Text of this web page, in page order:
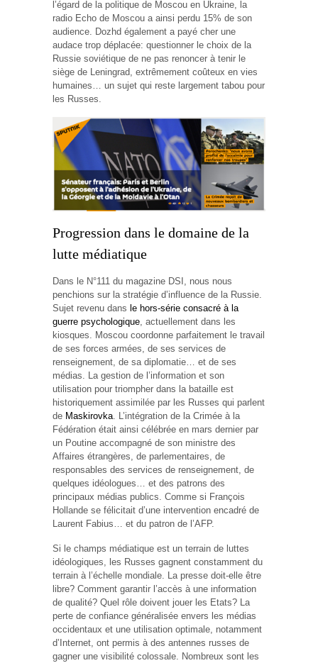
l’égard de la politique de Moscou en Ukraine, la
radio Echo de Moscou a ainsi perdu 15% de son
audience. Dozhd également a payé cher une
audace trop déplacée: questionner le choix de la
Russie soviétique de ne pas renoncer à tenir le
siège de Leningrad, extrêmement coûteux en vies
humaines… un sujet qui reste largement tabou pour
les Russes.
Progression dans le domaine de la
lutte médiatique
Dans le N°111 du magazine DSI, nous nous
penchions sur la stratégie d’influence de la Russie.
Sujet revenu dans le hors-série consacré à la
guerre psychologique , actuellement dans les
kiosques. Moscou coordonne parfaitement le travail
de ses forces armées, de ses services de
renseignement, de sa diplomatie… et de ses
médias. La gestion de l’information et son
utilisation pour triompher dans la bataille est
historiquement assimilée par les Russes qui parlent
de Maskirovka . L’intégration de la Crimée à la
Fédération était ainsi célébrée en mars dernier par
un Poutine accompagné de son ministre des
Affaires étrangères, de parlementaires, de
responsables des services de renseignement, de
quelques idéologues… et des patrons des
principaux médias publics. Comme si François
Hollande se félicitait d’une intervention encadré de
Laurent Fabius… et du patron de l’AFP.
Si le champs médiatique est un terrain de luttes
idéologiques, les Russes gagnent constamment du
terrain à l’échelle mondiale. La presse doit-elle être
libre? Comment garantir l’accès à une information
de qualité? Quel rôle doivent jouer les Etats? La
perte de confiance généralisée envers les médias
occidentaux et une utilisation optimale, notamment
d’Internet, ont permis à des antennes russes de
gagner une visibilité colossale. Nombreux sont les